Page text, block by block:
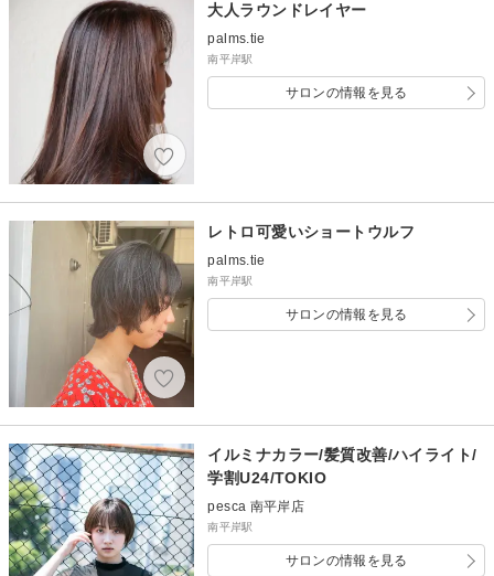
大人ラウンドレイヤー
palms.tie
南平岸駅
サロンの情報を見る
レトロ可愛いショートウルフ
palms.tie
南平岸駅
サロンの情報を見る
イルミナカラー/髪質改善/ハイライト/
学割U24/TOKIO
pesca 南平岸店
南平岸駅
サロンの情報を見る